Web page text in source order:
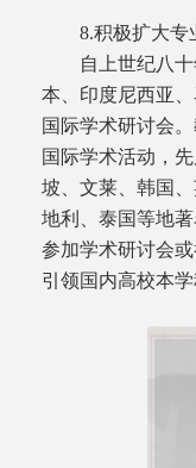
8.积极扩大专
自上世纪八十
本、印度尼西亚
国际学术研讨会
国际学术活动，
坡、文莱、韩国
地利、泰国等地
参加学术研讨会
引领国内高校本学